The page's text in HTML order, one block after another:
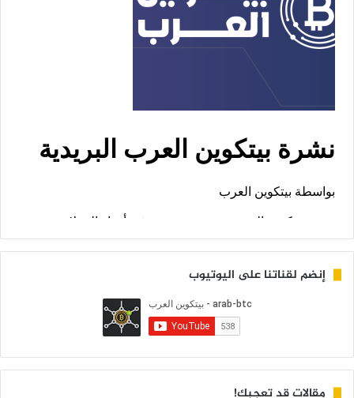
إنضم لقناتنا على اليوتيوب
مقالات قد تعجبك!